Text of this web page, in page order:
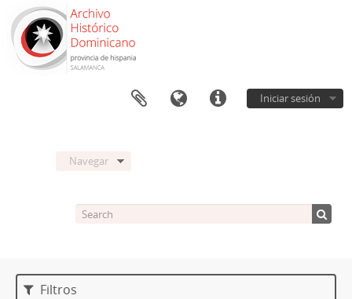
Iniciar sesión
Navegar
Filtros